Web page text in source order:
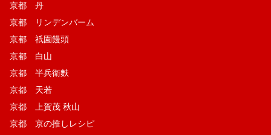
京都 丹
京都 リンデンバーム
京都 祇園饅頭
京都 白山
京都 半兵衛麩
京都 天若
京都 上賀茂 秋山
京都 京の推しレシピ